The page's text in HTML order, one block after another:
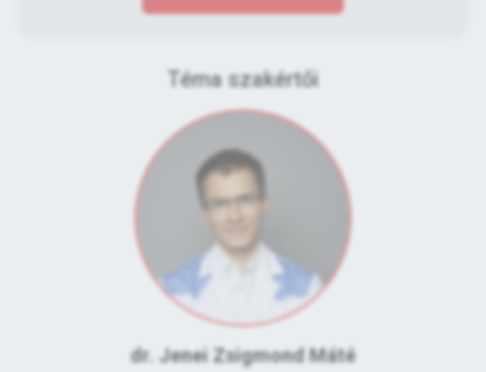
Téma szakértői
dr. Jenei Zsigmond Máté